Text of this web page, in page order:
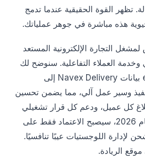
تظهر القوة الحقيقية عندما تدمج
هذه مباشرة في جوهر عملياتك.
التجارة الإلكترونية المستعد
وخدمة العملاء التفاعلية. سنوضح لك
كيف يحول eGrow بيانات Navex Delivery إلى
وسير عمل آلي، مما يضمن تحسين
كل عميل، ودعم كل قرار تشغيلي
بالبيانات. بحلول عام 2026، سيصبح الاعتماد فقط على
لإدارة اللوجستيات عيبًا تنافسيًا.